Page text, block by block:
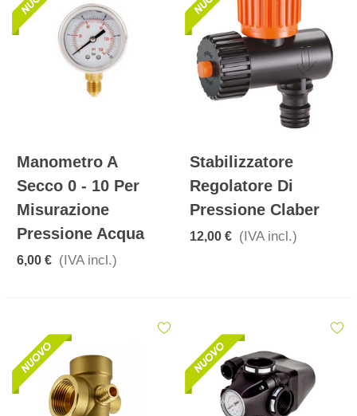
Manometro A
Secco 0 - 10 Per
Misurazione
Pressione Acqua
6,00 € (IVA incl.)
Stabilizzatore
Regolatore Di
Pressione Claber
12,00 € (IVA incl.)